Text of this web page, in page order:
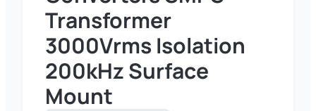
Transformer
3000Vrms Isolation
200kHz Surface
Mount